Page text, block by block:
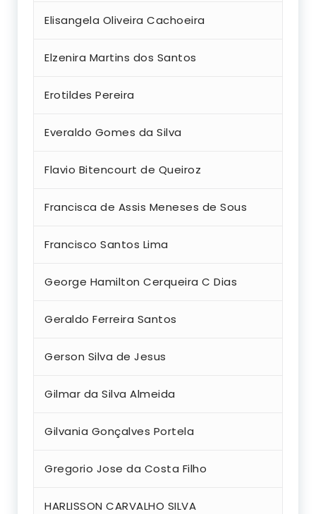
Elisangela Oliveira Cachoeira
Elzenira Martins dos Santos
Erotildes Pereira
Everaldo Gomes da Silva
Flavio Bitencourt de Queiroz
Francisca de Assis Meneses de Sous
Francisco Santos Lima
George Hamilton Cerqueira C Dias
Geraldo Ferreira Santos
Gerson Silva de Jesus
Gilmar da Silva Almeida
Gilvania Gonçalves Portela
Gregorio Jose da Costa Filho
HARLISSON CARVALHO SILVA